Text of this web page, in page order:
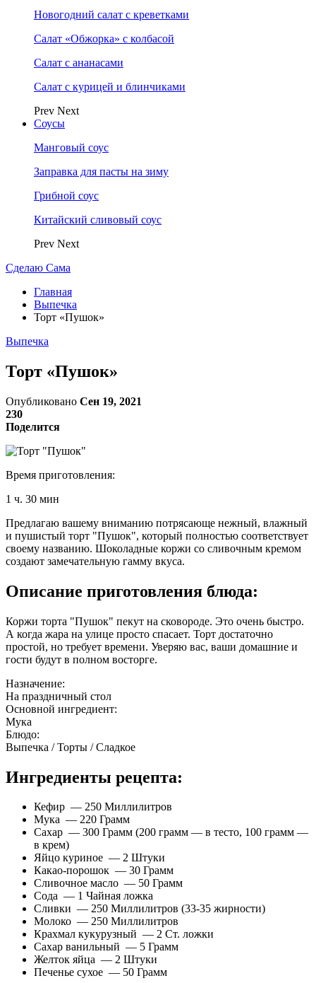
Новогодний салат с креветками
Салат «Обжорка» с колбасой
Салат с ананасами
Салат с курицей и блинчиками
Prev Next
Соусы
Манговый соус
Заправка для пасты на зиму
Грибной соус
Китайский сливовый соус
Prev Next
Сделаю Сама
Главная
Выпечка
Торт «Пушок»
Выпечка
Торт «Пушок»
Опубликовано Сен 19, 2021
230
Поделится
Время приготовления:
1 ч. 30 мин
Предлагаю вашему вниманию потрясающе нежный, влажный
и пушистый торт "Пушок", который полностью соответствует
своему названию. Шоколадные коржи со сливочным кремом
создают замечательную гамму вкуса.
Описание приготовления блюда:
Коржи торта "Пушок" пекут на сковороде. Это очень быстро.
А когда жара на улице просто спасает. Торт достаточно
простой, но требует времени. Уверяю вас, ваши домашние и
гости будут в полном восторге.
Назначение:
На праздничный стол
Основной ингредиент:
Мука
Блюдо:
Выпечка / Торты / Сладкое
Ингредиенты рецепта:
Кефир — 250 Миллилитров
Мука — 220 Грамм
Сахар — 300 Грамм (200 грамм — в тесто, 100 грамм —
в крем)
Яйцо куриное — 2 Штуки
Какао-порошок — 30 Грамм
Сливочное масло — 50 Грамм
Сода — 1 Чайная ложка
Сливки — 250 Миллилитров (33-35 жирности)
Молоко — 250 Миллилитров
Крахмал кукурузный — 2 Ст. ложки
Сахар ванильный — 5 Грамм
Желток яйца — 2 Штуки
Печенье сухое — 50 Грамм